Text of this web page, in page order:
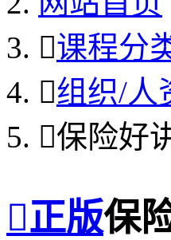
课程分
组织/人
保险好
正版保